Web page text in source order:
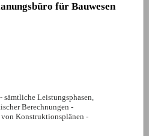
für Bauwesen
sämtliche Leistungsphasen,
Berechnungen -
Konstruktionsplänen -